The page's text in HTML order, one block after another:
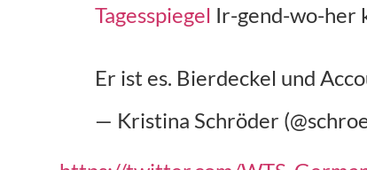
Tagesspiegel Ir-gend-wo-her
Er ist es. Bierdeckel und
— Kristina Schröder